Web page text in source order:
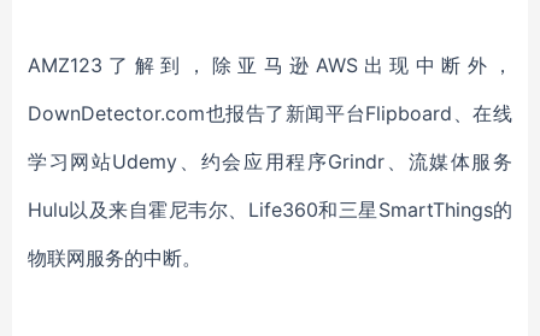
AMZ123了解到，除亚马逊AWS出现中断外，
DownDetector.com也报告了新闻平台Flipboard、在线
学习网站Udemy、约会应用程序Grindr、流媒体服务
Hulu以及来自霍尼韦尔、Life360和三星SmartThings的
物联网服务的中断。